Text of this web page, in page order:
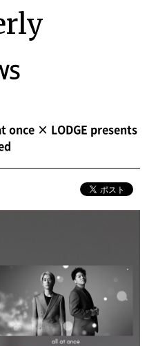
once × LODGE presents